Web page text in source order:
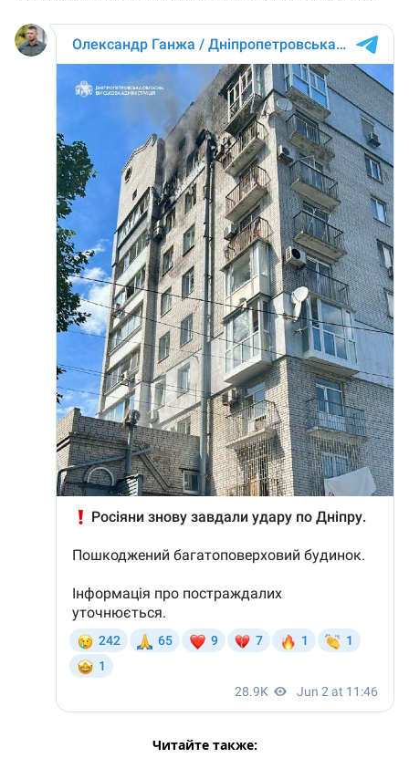
Читайте также: